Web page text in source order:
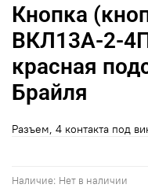
Наличие: Нет в наличии
Кнопка
ВКЛ13А-2-4П
красная
Брайля
Разъем, 4 контакта под